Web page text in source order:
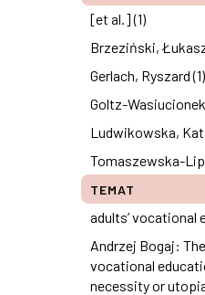
[et al.] (1)
Brzeziński, Łukasz
Gerlach, Ryszard (1)
Goltz-
Ludwikowska,
Tomaszewska-
TEMAT
adults’ vocational
Andrzej Bogaj:
vocational
necessity or